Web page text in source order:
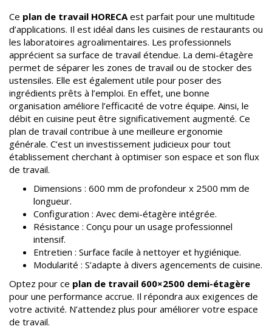
Ce plan de travail HORECAest parfait pour une multitude
d’applications. Il est idéal dans les cuisines de restaurants ou
les laboratoires agroalimentaires. Les professionnels
apprécient sa surface de travail étendue. La demi-étagère
permet de séparer les zones de travail ou de stocker des
ustensiles. Elle est également utile pour poser des
ingrédients prêts à l’emploi. En effet, une bonne
organisation améliore l’efficacité de votre équipe. Ainsi, le
débit en cuisine peut être significativement augmenté. Ce
plan de travail contribue à une meilleure ergonomie
générale. C’est un investissement judicieux pour tout
établissement cherchant à optimiser son espace et son flux
de travail.
Dimensions : 600 mm de profondeur x 2500 mm de
longueur.
Configuration : Avec demi-étagère intégrée.
Résistance : Conçu pour un usage professionnel
intensif.
Entretien : Surface facile à nettoyer et hygiénique.
Modularité : S’adapte à divers agencements de cuisine.
Optez pour ce plan de travail 600×2500 demi-étagère
pour une performance accrue. Il répondra aux exigences de
votre activité. N’attendez plus pour améliorer votre espace
de travail.